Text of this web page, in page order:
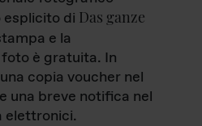
esplicito di Das ganze
e la
è gratuita. In
copia voucher nel
una breve notifica nel
elettronici.